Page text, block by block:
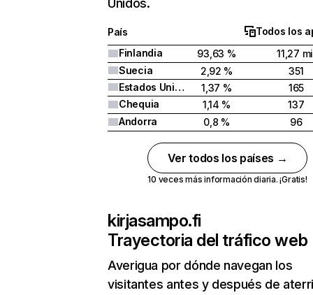
Unidos.
País
Todos los
Finlandia
93,63 %
11,27
Suecia
2,92 %
351
Estados Unidos
1,37 %
165
Chequia
1,14 %
137
Andorra
0,8 % 96
Ver todos los países →
10 veces más información diaria. ¡Gratis!
kirjasampo.fi
Trayectoria del tráfico web
Averigua por dónde navegan los
visitantes antes y después de